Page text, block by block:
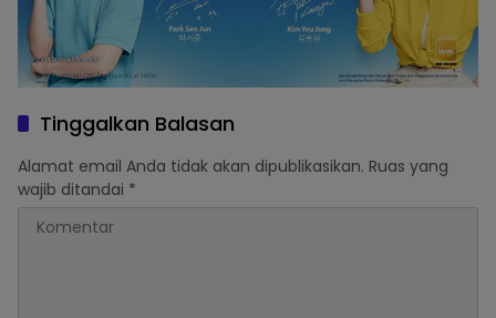
Tinggalkan Balasan
Alamat email Anda tidak akan dipublikasikan. Ruas yang
wajib ditandai *